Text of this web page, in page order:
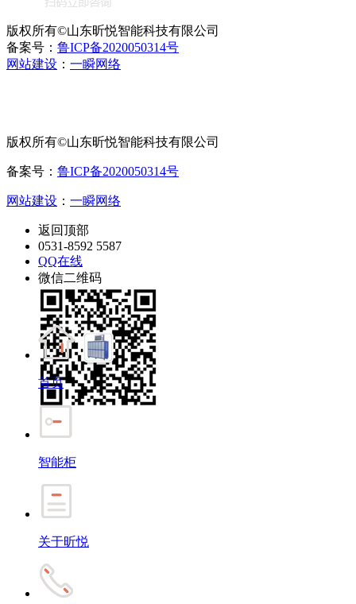
版权所有©山东昕悦智能科技有限公司
备案号： 鲁ICP备2020050314号
网站建设 ： 一瞬网络
版权所有©山东昕悦智能科技有限公司
备案号： 鲁ICP备2020050314号
网站建设 ： 一瞬网络
返回顶部
0531-8592 5587
QQ在线
微信二维码
首页
智能柜
关于昕悦